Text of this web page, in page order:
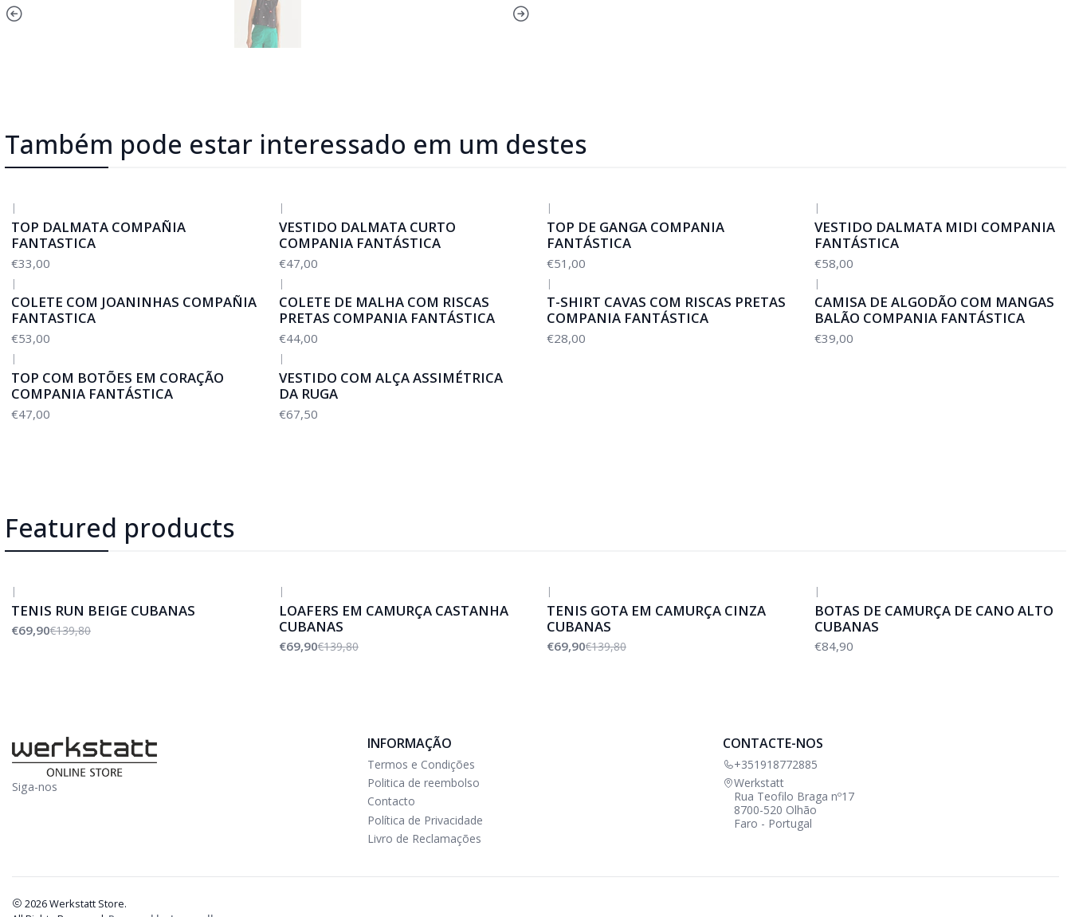
Também pode estar interessado em um destes
|
TOP DALMATA COMPAÑIA
FANTASTICA
€33,00
|
VESTIDO DALMATA CURTO
COMPANIA FANTÁSTICA
€47,00
|
TOP DE GANGA COMPANIA
FANTÁSTICA
€51,00
|
VESTIDO DALMATA MIDI COMPANIA
FANTÁSTICA
€58,00
|
COLETE COM JOANINHAS COMPAÑIA
FANTASTICA
€53,00
|
COLETE DE MALHA COM RISCAS
PRETAS COMPANIA FANTÁSTICA
€44,00
|
T-SHIRT CAVAS COM RISCAS PRETAS
COMPANIA FANTÁSTICA
€28,00
|
CAMISA DE ALGODÃO COM MANGAS
BALÃO COMPANIA FANTÁSTICA
€39,00
|
TOP COM BOTÕES EM CORAÇÃO
COMPANIA FANTÁSTICA
€47,00
|
VESTIDO COM ALÇA ASSIMÉTRICA
DA RUGA
€67,50
Featured products
|
TENIS RUN BEIGE CUBANAS
€69,90€139,80
|
LOAFERS EM CAMURÇA CASTANHA
CUBANAS
€69,90€139,80
|
TENIS GOTA EM CAMURÇA CINZA
CUBANAS
€69,90€139,80
|
BOTAS DE CAMURÇA DE CANO ALTO
CUBANAS
€84,90
Siga-nos
INFORMAÇÃO
Termos e Condições
Politica de reembolso
Contacto
Política de Privacidade
Livro de Reclamações
CONTACTE-NOS
+351918772885
Werkstatt
Rua Teofilo Braga nº17
8700-520 Olhão
Faro - Portugal
2026 Werkstatt Store.